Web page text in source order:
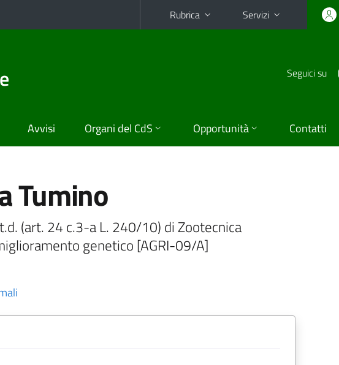
Rubrica Servizi
Seguici su
Avvisi Organi del CdS Opportunità Contatti
Tumino
(art. 24 c.3-a L. 240/10) di Zootecnica
genetico [AGRI-09/A]